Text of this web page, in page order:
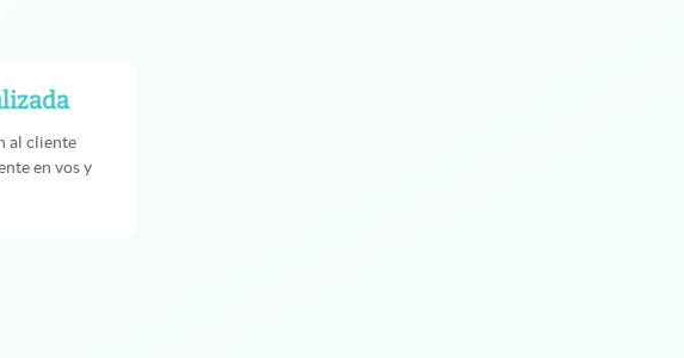
al cliente
en vos y